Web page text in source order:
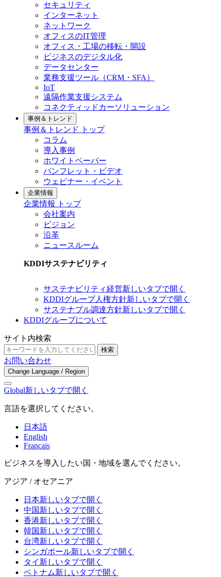
セキュリティ
インターネット
ネットワーク
オフィスのIT管理
オフィス・工場の移転・開設
ビジネスのデジタル化
データセンター
業務支援ツール（CRM・SFA）
IoT
遠隔作業支援システム
コネクティッドカーソリューション
事例＆トレンド
事例＆トレンド トップ
コラム
導入事例
ホワイトペーパー
パンフレット・ビデオ
ウェビナー・イベント
企業情報
企業情報 トップ
会社案内
ビジョン
沿革
ニュースルーム
KDDIサステナビリティ
サステナビリティ経営新しいタブで開く
KDDIグループ人権方針新しいタブで開く
サステナブル調達方針新しいタブで開く
KDDIグループについて
サイト内検索
検索
お問い合わせ
Change Language / Region
Global新しいタブで開く
言語を選択してください。
日本語
English
Français
ビジネスを導入したい国・地域を選んでください。
アジア / オセアニア
日本新しいタブで開く
中国新しいタブで開く
香港新しいタブで開く
韓国新しいタブで開く
台湾新しいタブで開く
シンガポール新しいタブで開く
タイ 新しいタブで開く
ベトナム新しいタブで開く